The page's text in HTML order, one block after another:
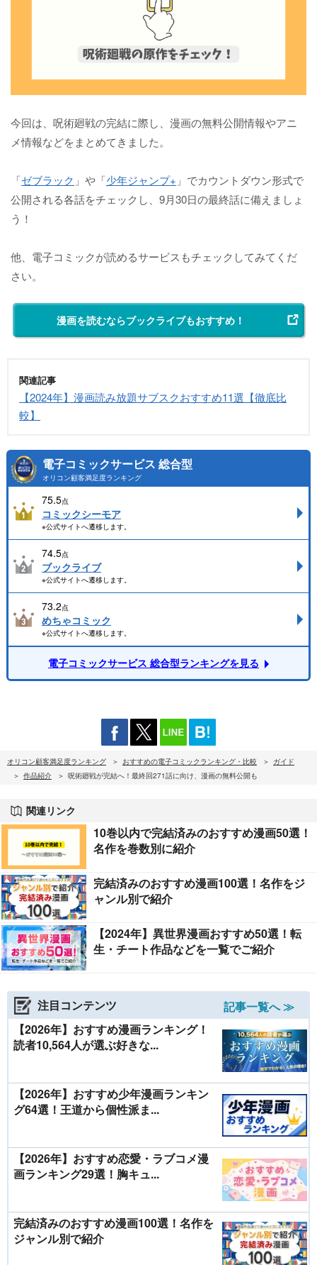
今回は、呪術廻戦の完結に際し、漫画の無料公開情報やアニ
メ情報などをまとめてきました。
「ゼブラック 」や「少年ジャンプ+ 」でカウントダウン形式で
公開される各話をチェックし、9月30日の最終話に備えましょ
う！
他、電子コミックが読めるサービスもチェックしてみてくだ
さい。
漫画を読むならブックライブもおすすめ！
関連記事
【2024年】漫画読み放題サブスクおすすめ11選【徹底比
較】
電子コミックサービス 総合型
オリコン顧客満足度ランキング
75.5点
コミックシーモア
※公式サイトへ遷移します。
74.5点
ブックライブ
※公式サイトへ遷移します。
73.2点
めちゃコミック
※公式サイトへ遷移します。
電子コミックサービス 総合型ランキングを見る
オリコン顧客満足度ランキング おすすめの電子コミックランキング・比較
ガイド
作品紹介
呪術廻戦が完結へ！最終回271話に向け、漫画の無料公開も
関連リンク
10巻以内で完結済みのおすすめ漫画50選！
名作を巻数別に紹介
完結済みのおすすめ漫画100選！名作をジ
ャンル別で紹介
【2024年】異世界漫画おすすめ50選！転
生・チート作品などを一覧でご紹介
注目コンテンツ
記事一覧へ ≫
【2026年】おすすめ漫画ランキング！
読者10,564人が選ぶ好きな...
【2026年】おすすめ少年漫画ランキン
グ64選！王道から個性派ま...
【2026年】おすすめ恋愛・ラブコメ漫
画ランキング29選！胸キュ...
完結済みのおすすめ漫画100選！名作を
ジャンル別で紹介